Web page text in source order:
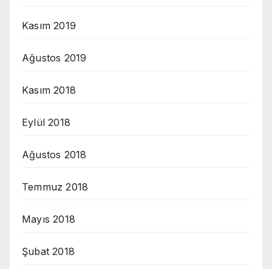
Kasım 2019
Ağustos 2019
Kasım 2018
Eylül 2018
Ağustos 2018
Temmuz 2018
Mayıs 2018
Şubat 2018